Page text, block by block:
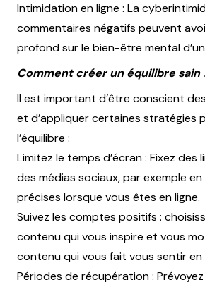
Intimidation en ligne : La
commentaires négatifs peuvent
profond sur le bien-être mental
Comment créer un équilibre sain
Il est important d’être conscient
et d’appliquer certaines stratégies
l’équilibre :
Limitez le temps d’écran : Fixez des
des médias sociaux, par exemple
précises lorsque vous êtes en ligne.
Suivez les comptes positifs :
contenu qui vous inspire et vous
contenu qui vous fait vous sentir en
Périodes de récupération :